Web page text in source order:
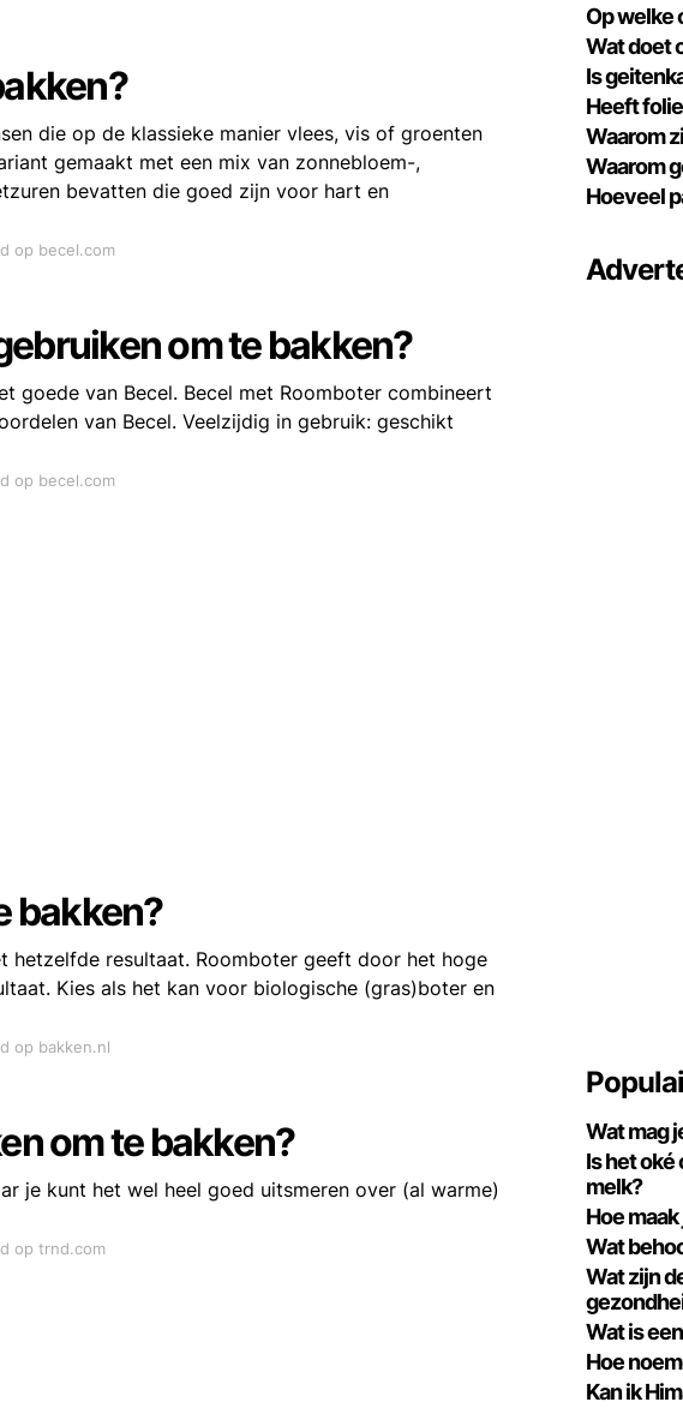
die op de klassieke manier vlees, vis of groenten
gemaakt met een mix van zonnebloem-,
bevatten die goed zijn voor hart en
op becel.com
om te bakken?
goede van Becel. Becel met Roomboter combineert
van Becel. Veelzijdig in gebruik: geschikt
op becel.com
bakken?
hetzelfde resultaat. Roomboter geeft door het hoge
Kies als het kan voor biologische (gras)boter en
op bakken.nl
om te bakken?
je kunt het wel heel goed uitsmeren over (al warme)
op trnd.com
Op welke
Wat doet
Is
Heeft
Waarom
Waarom
Hoeveel
Wat mag
Is het oké
melk?
Hoe
Wat
Wat zijn
Wat is
Hoe
Kan ik